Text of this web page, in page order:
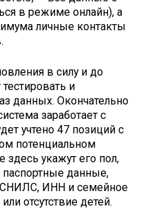
в режиме онлайн), а
личные контакты
в силу и до
и
данных. Окончательно
заработает с
учтено 47 позиций с
потенциальном
укажут его пол,
данные,
СНИЛС, ИНН и семейное
отсутствие детей.